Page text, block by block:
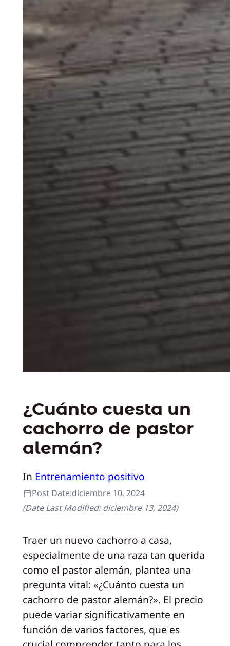
¿Cuánto cuesta un
cachorro de pastor
alemán?
In Entrenamiento positivo
Post Date:diciembre 10, 2024
(Date Last Modified:diciembre 13, 2024)
Traer un nuevo cachorro a casa,
especialmente de una raza tan querida
como el pastor alemán, plantea una
pregunta vital: «¿Cuánto cuesta un
cachorro de pastor alemán?». El precio
puede variar significativamente en
función de varios factores, que es